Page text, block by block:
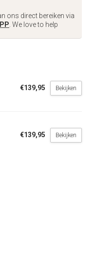
ons direct bereiken via
. We love to help
€139,95 Bekijken
€139,95 Bekijken